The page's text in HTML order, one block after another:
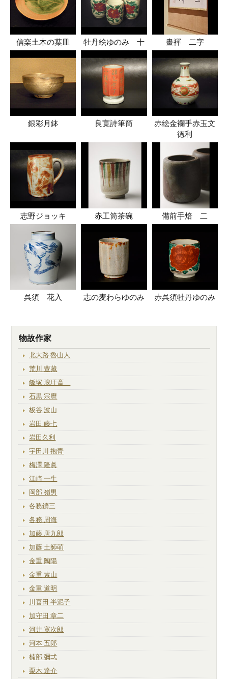
信楽土木の葉皿 牡丹絵ゆのみ 十 畫襌 二字
銀彩月鉢 良寛詩筆筒
赤絵金襴手赤玉文
徳利
志野ジョッキ 赤工筒茶碗 備前手焙 二
呉須 花入 志の麦わらゆのみ 赤呉須牡丹ゆのみ
物故作家
北大路 魯山人
荒川 豊藏
飯塚 琅玕斎
石黒 宗麿
板谷 波山
岩田 藤七
岩田久利
宇田川 抱青
梅澤 隆眞
江崎 一生
岡部 嶺男
各務鑛三
各務 周海
加藤 唐九郎
加藤 土師萌
金重 陶陽
金重 素山
金重 道明
川喜田 半泥子
加守田 章二
河井 寛次郎
河本 五郎
楠部 彌弌
栗木 達介